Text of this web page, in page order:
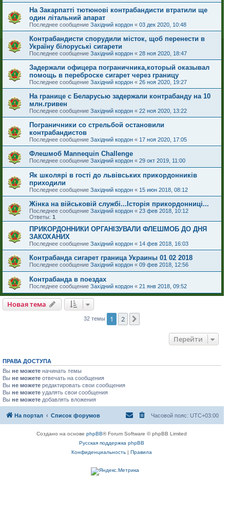
На Закарпатті тютюнові контрабандисти втратили ще
один літальний апарат
Последнее сообщение Західний кордон « 03 дек 2020, 10:48
Контрабандисти спорудили місток, щоб перенести в
Україну білоруські сигарети
Последнее сообщение Західний кордон « 28 ноя 2020, 18:47
Задержали офицера пограничника,который оказывал
помощь в переброске сигарет через границу
Последнее сообщение Західний кордон « 26 ноя 2020, 19:27
На границе с Беларусью задержали контрабанду на 10
млн.гривен
Последнее сообщение Західний кордон « 22 ноя 2020, 13:22
Пограничники со стрельбой остановили
контрабандистов
Последнее сообщение Західний кордон « 17 ноя 2020, 17:05
Флешмоб Mannequin Challenge
Последнее сообщение Західний кордон « 29 окт 2019, 11:00
Як школярі в гості до львівських прикордонників
приходили
Последнее сообщение Західний кордон « 15 июн 2018, 08:12
Жінка на військовій службі...Історія прикордонниці...
Последнее сообщение Західний кордон « 23 фев 2018, 10:12
Ответы: 1
ПРИКОРДОННИКИ ОРГАНІЗУВАЛИ ФЛЕШМОБ ДО ДНЯ
ЗАКОХАНИХ
Последнее сообщение Західний кордон « 14 фев 2018, 16:03
Контрабанда сигарет граница Украины 01 02 2018
Последнее сообщение Західний кордон « 09 фев 2018, 12:56
Контрабанда в поездах
Последнее сообщение Західний кордон « 21 янв 2018, 09:52
Новая тема
32 темы 1 2
Перейти
ПРАВА ДОСТУПА
Вы не можете начинать темы
Вы не можете отвечать на сообщения
Вы не можете редактировать свои сообщения
Вы не можете удалять свои сообщения
Вы не можете добавлять вложения
На портал Список форумов Часовой пояс: UTC+03:00
Создано на основеphpBB® Forum Software © phpBB Limited
Русская поддержка phpBB
Конфиденциальность |Правила